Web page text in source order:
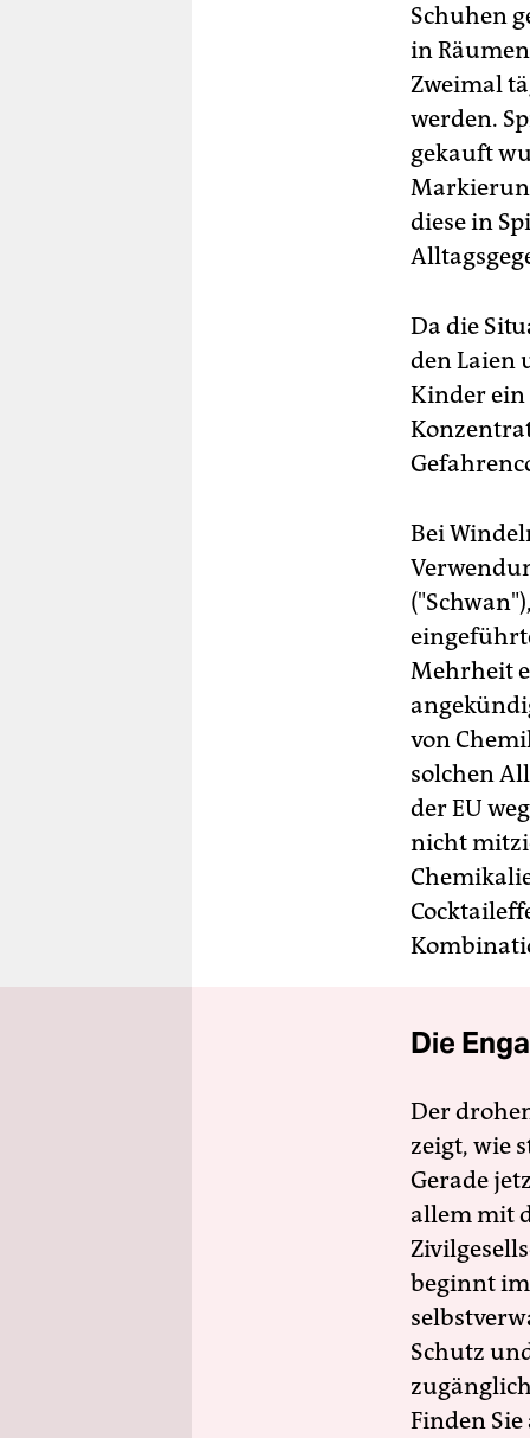
Schuhen
in
Zweimal
werden.
gekauft
diese in
Da die
den Laien
Kinder ein
Bei
Mehrheit
von
solchen
der EU
nicht
Die
Der
zeigt, wie
Gerade
allem mit
beginnt
Schutz
Finden